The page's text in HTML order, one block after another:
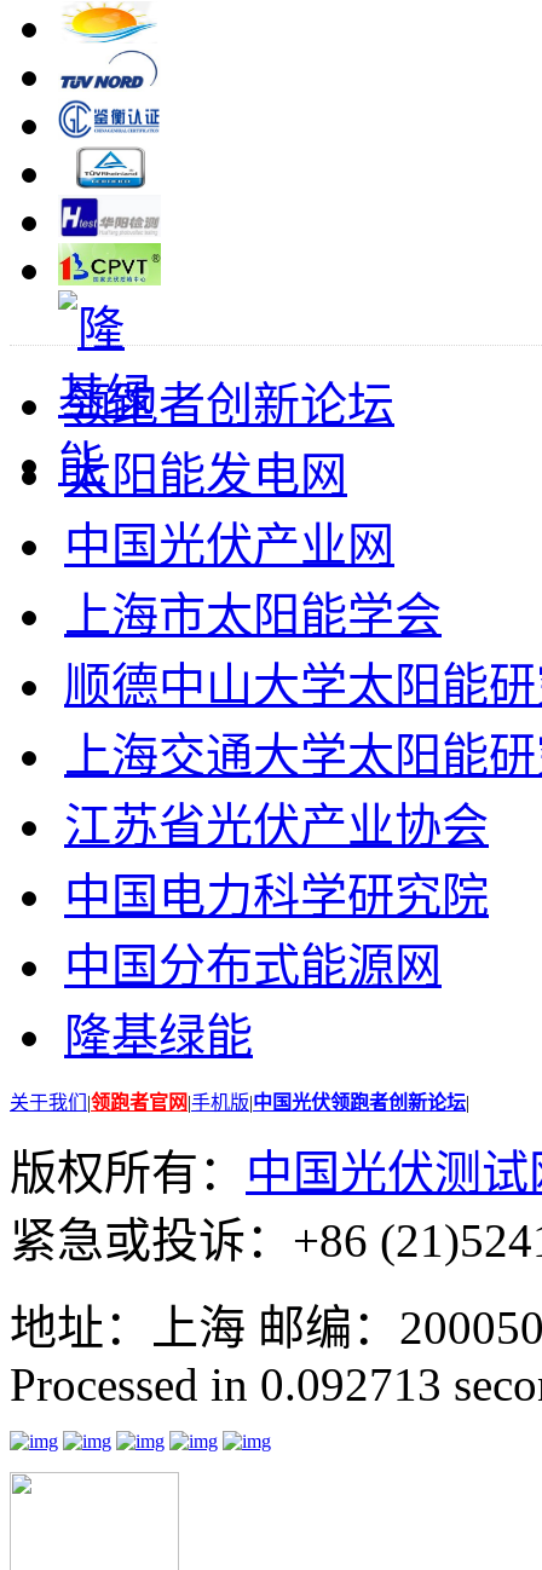
领跑者创新论坛
太阳能发电网
中国光伏产业网
上海市太阳能学会
顺德中山大学太阳能
上海交通大学太阳能
江苏省光伏产业协会
中国电力科学研究院
中国分布式能源网
隆基绿能
关于我们 |领跑者官网|手机版|中国光伏领跑者创新论坛|
版权所有： 中国光伏测试
紧急或投诉：+86
地址：上海 邮编：
Processed in 0.092713